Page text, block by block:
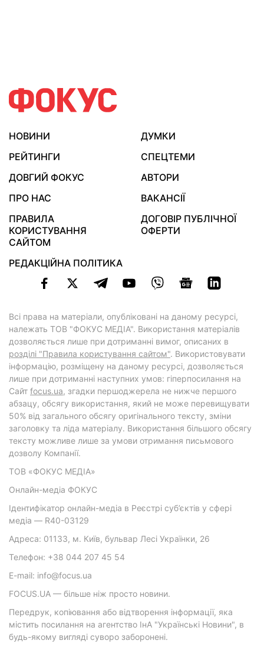
НОВИНИ
ДУМКИ
РЕЙТИНГИ
СПЕЦТЕМИ
ДОВГИЙ ФОКУС
АВТОРИ
ПРО НАС
ВАКАНСІЇ
ПРАВИЛА
КОРИСТУВАННЯ
САЙТОМ
ДОГОВІР ПУБЛІЧНОЇ
ОФЕРТИ
РЕДАКЦІЙНА ПОЛІТИКА
Всі права на матеріали, опубліковані на даному ресурсі,
належать ТОВ "ФОКУС МЕДІА". Використання матеріалів
дозволяється лише при дотриманні вимог, описаних в
розділі "Правила користування сайтом". Використовувати
інформацію, розміщену на даному ресурсі, дозволяється
лише при дотриманні наступних умов: гіперпосилання на
Cайт focus.ua, згадки першоджерела не нижче першого
абзацу, обсягу використання, який не може перевищувати
50% від загального обсягу оригінального тексту, зміни
заголовку та ліда матеріалу. Використання більшого обсягу
тексту можливе лише за умови отримання письмового
дозволу Компанії.
ТОВ «ФОКУС МЕДІА»
Онлайн-медіа ФОКУС
Ідентифікатор онлайн-медіа в Реєстрі суб’єктів у сфері
медіа — R40-03129
Адреса: 01133, м. Київ, бульвар Лесі Українки, 26
Телефон: +38 044 207 45 54
E-mail: info@focus.ua
FOCUS.UA — більше ніж просто новини.
Передрук, копіювання або відтворення інформації, яка
містить посилання на агентство ІнА "Українські Новини", в
будь-якому вигляді суворо заборонені.